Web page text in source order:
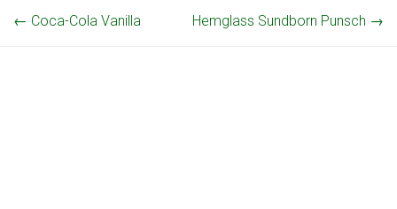
← Coca-Cola Vanilla Hemglass Sundborn Punsch →